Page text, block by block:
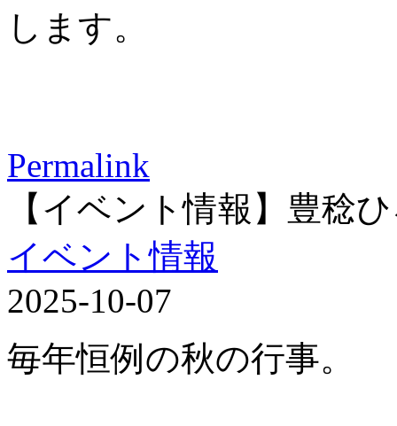
します。
Permalink
【イベント情報】豊稔
イベント情報
2025-10-07
毎年恒例の秋の行事。